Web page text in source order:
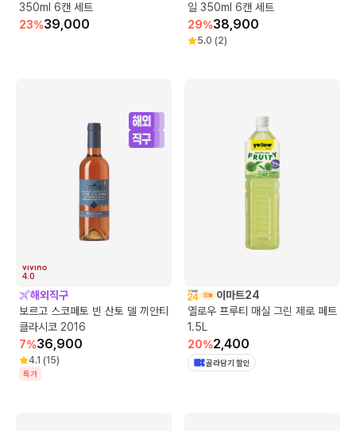
350ml 6캔 세트
23%39,000
일 350ml 6캔 세트
29%38,900
5.0 (2)
4.0
해외직구
보르고 스코페토 빈 산토 델 끼안티
클라시코 2016
7%36,900
4.1 (15)
특가
이마트24
옐로우 프루티 매실 그린 제로 페트
1.5L
20%2,400
골라담기 할인